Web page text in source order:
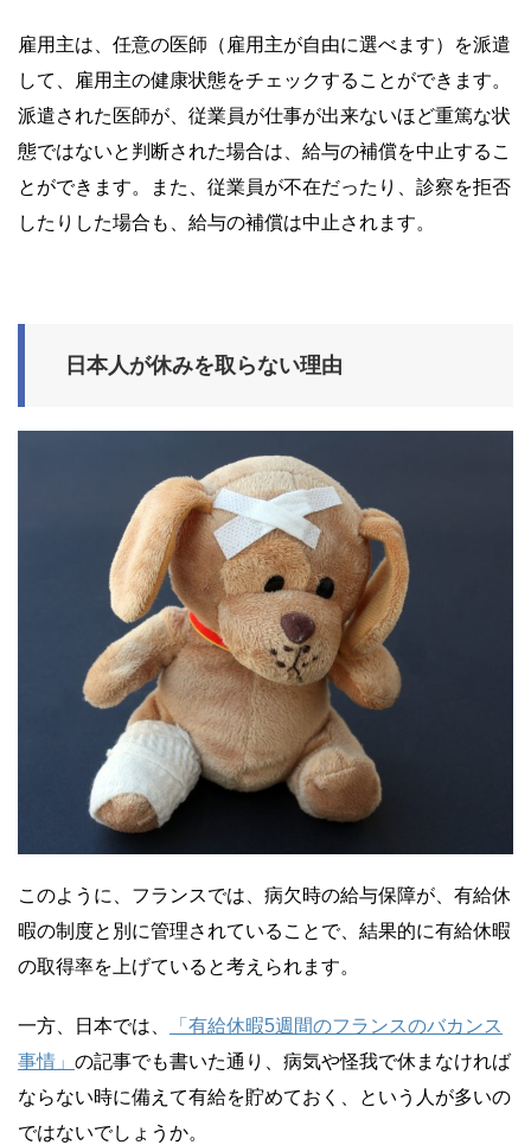
雇用主は、任意の医師（雇用主が自由に選べます）を派遣
して、雇用主の健康状態をチェックすることができます。
派遣された医師が、従業員が仕事が出来ないほど重篤な状
態ではないと判断された場合は、給与の補償を中止するこ
とができます。また、従業員が不在だったり、診察を拒否
したりした場合も、給与の補償は中止されます。
日本人が休みを取らない理由
このように、フランスでは、病欠時の給与保障が、有給休
暇の制度と別に管理されていることで、結果的に有給休暇
の取得率を上げていると考えられます。
一方、日本では、
「有給休暇5週間のフランスのバカンス
事情」 の記事でも書いた通り、病気や怪我で休まなければ
ならない時に備えて有給を貯めておく、という人が多いの
ではないでしょうか。